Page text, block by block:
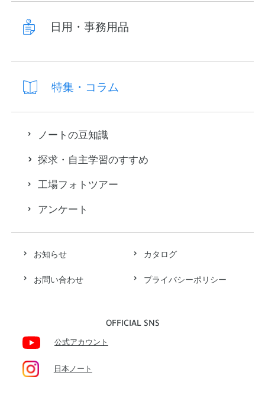
お知らせ カタログ
お問い合わせ プライバシーポリシー
OFFICIAL SNS
公式アカウント
日本ノート
日用・事務用品
特集・コラム
ノートの豆知識
探求・自主学習のすすめ
工場フォトツアー
アンケート